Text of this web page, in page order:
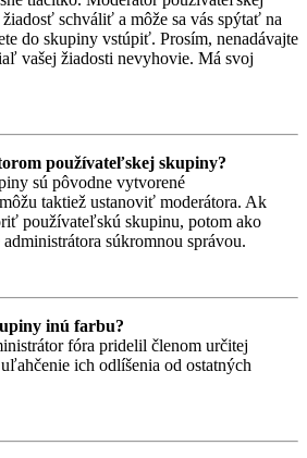
schváliť a môže sa vás spýtať na
do skupiny vstúpiť. Prosím, nenadávajte
vašej žiadosti nevyhovie. Má svoj
používateľskej skupiny?
sú pôvodne vytvorené
taktiež ustanoviť moderátora. Ak
používateľskú skupinu, potom ako
súkromnou správou.
inú farbu?
fóra pridelil členom určitej
ich odlíšenia od ostatných